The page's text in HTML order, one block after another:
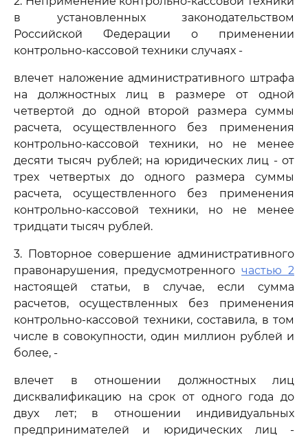
в установленных законодательством
Российской Федерации о применении
контрольно-кассовой техники случаях -
влечет наложение административного штрафа
на должностных лиц в размере от одной
четвертой до одной второй размера суммы
расчета, осуществленного без применения
контрольно-кассовой техники, но не менее
десяти тысяч рублей; на юридических лиц - от
трех четвертых до одного размера суммы
расчета, осуществленного без применения
контрольно-кассовой техники, но не менее
тридцати тысяч рублей.
3. Повторное совершение административного
правонарушения, предусмотренного частью 2
настоящей статьи, в случае, если сумма
расчетов, осуществленных без применения
контрольно-кассовой техники, составила, в том
числе в совокупности, один миллион рублей и
более, -
влечет в отношении должностных лиц
дисквалификацию на срок от одного года до
двух лет; в отношении индивидуальных
предпринимателей и юридических лиц -